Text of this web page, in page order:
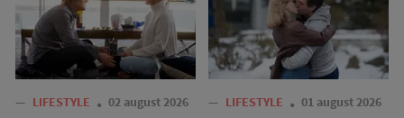
— LIFESTYLE 02 august 2026 — LIFESTYLE 01 august 2026